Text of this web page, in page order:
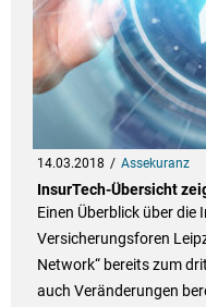
14.03.2018 Assekuranz
InsurTech-Übersicht
Einen Überblick über die
Versicherungsforen
Network“ bereits zum
auch Veränderungen